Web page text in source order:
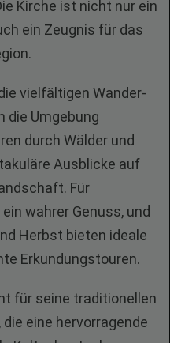
Kirche ist nicht nur ein
ein Zeugnis für das
vielfältigen Wander-
die Umgebung
durch Wälder und
Ausblicke auf
Für
wahrer Genuss, und
Herbst bieten ideale
Erkundungstouren.
für seine traditionellen
eine hervorragende